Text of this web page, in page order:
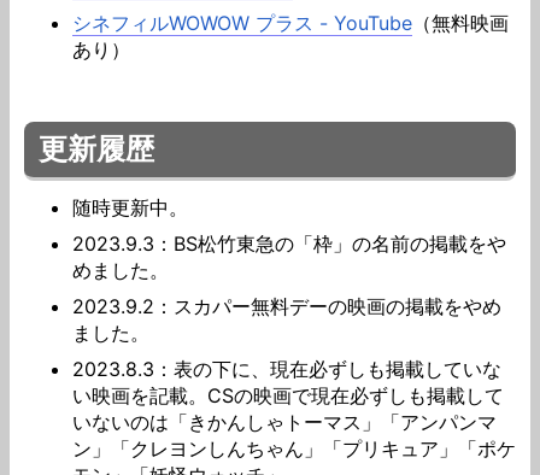
シネフィルWOWOW プラス - YouTube （無料映画
あり）
更新履歴
随時更新中。
2023.9.3：BS松竹東急の「枠」の名前の掲載をや
めました。
2023.9.2：スカパー無料デーの映画の掲載をやめ
ました。
2023.8.3：表の下に、現在必ずしも掲載していな
い映画を記載。CSの映画で現在必ずしも掲載して
いないのは「きかんしゃトーマス」「アンパンマ
ン」「クレヨンしんちゃん」「プリキュア」「ポケ